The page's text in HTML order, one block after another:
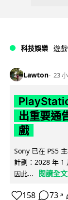
科技娛樂 遊
Lawton 23
出重要通
戲
Sony 已在 PS5
計劃：2028 年 1
因此...
閱讀全文
158 73 ↗